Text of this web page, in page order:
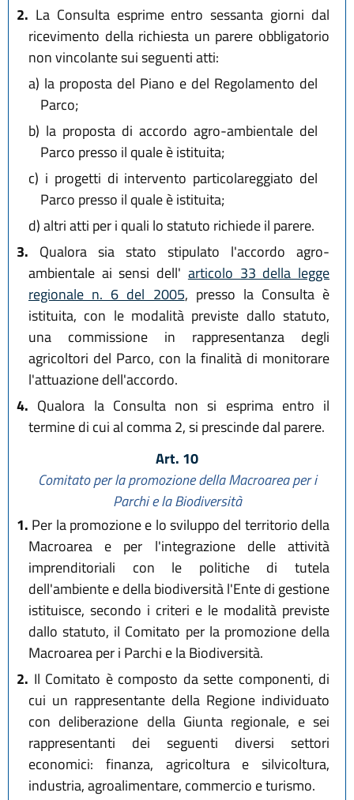
2. La Consulta esprime entro sessanta giorni dal
ricevimento della richiesta un parere obbligatorio
non vincolante sui seguenti atti:
a) la proposta del Piano e del Regolamento del
Parco;
b) la proposta di accordo agro-ambientale del
Parco presso il quale è istituita;
c) i progetti di intervento particolareggiato del
Parco presso il quale è istituita;
d)altri atti per i quali lo statuto richiede il parere.
3. Qualora sia stato stipulato l'accordo agro-
ambientale ai sensi dell' articolo 33 della legge
regionale n. 6 del 2005, presso la Consulta è
istituita, con le modalità previste dallo statuto,
una commissione in rappresentanza degli
agricoltori del Parco, con la finalità di monitorare
l'attuazione dell'accordo.
4. Qualora la Consulta non si esprima entro il
termine di cui al comma 2, si prescinde dal parere.
Art. 10
Comitato per la promozione della Macroarea per i
Parchi e la Biodiversità
1. Per la promozione e lo sviluppo del territorio della
Macroarea e per l'integrazione delle attività
imprenditoriali con le politiche di tutela
dell'ambiente e della biodiversità l'Ente di gestione
istituisce, secondo i criteri e le modalità previste
dallo statuto, il Comitato per la promozione della
Macroarea per i Parchi e la Biodiversità.
2. Il Comitato è composto da sette componenti, di
cui un rappresentante della Regione individuato
con deliberazione della Giunta regionale, e sei
rappresentanti dei seguenti diversi settori
economici: finanza, agricoltura e silvicoltura,
industria, agroalimentare, commercio e turismo.